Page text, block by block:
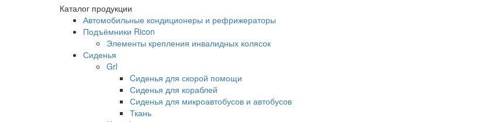
Каталог продукции
Автомобильные кондиционеры и рефрижераторы
Подъёмники Ricon
Элементы крепления инвалидных колясок
Сиденья
Grl
Cиденья для скорой помощи
Сиденья для кораблей
Сиденья для микроавтобусов и автобусов
Ткань